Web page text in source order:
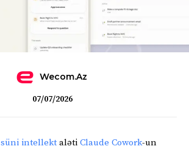
Wecom.az
07/07/2026
süni intellekt aləti Claude Cowork-un